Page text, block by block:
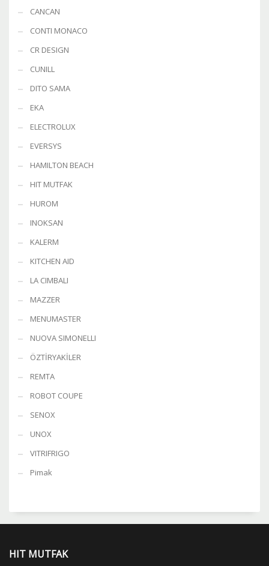
CANCAN
CONTI MONACO
CR DESIGN
CUNILL
DITO SAMA
EKA
ELECTROLUX
EVERSYS
HAMILTON BEACH
HIT MUTFAK
HUROM
INOKSAN
KALERM
KITCHEN AID
LA CIMBALI
MAZZER
MENUMASTER
NUOVA SIMONELLI
ÖZTİRYAKİLER
REMTA
ROBOT COUPE
SENOX
UNOX
VITRIFRIGO
Pimak
HIT MUTFAK